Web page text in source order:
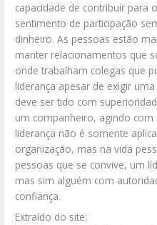
capacidade de contribuir para
sentimento de participação
dinheiro. As pessoas estão
manter relacionamentos que
onde trabalham colegas que
liderança apesar de exigir
deve ser tido com
um companheiro, agindo
liderança não é somente
organização, mas na vida
pessoas que se convive, um
mas sim alguém com
confiança.
Extraído do site: